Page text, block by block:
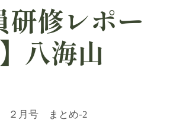
研修レポー
八海山